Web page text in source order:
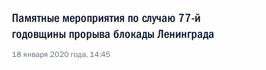
Памятные мероприятия по случаю 77-й
годовщины прорыва блокады Ленинграда
18 января 2020 года, 14:45